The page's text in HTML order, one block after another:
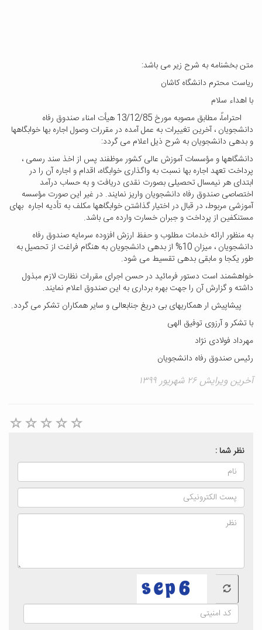
متن بخشنامه به شرح زیر می باشد:
ریاست محترم دانشگاه کاشان
با اهداء سلام
احتراماً، مطابق مصوبه مورخ 13/12/85 هیأت امناء صندوق رفاه
دانشجویان ، آخرین تغییرات به عمل آمده در مقررات وصول اجاره بها خوابگاهها
و بدهی دانشجویان به شرح ذیل اعلام می گردد:
دانشگاهها و مؤسسات آموزش عالی کشور موظفند پس از اخذ سند رسمی ،
پرداخت تعهد اجاره بها نسبت به واگذاری خوابگاه، اقدام و اجاره آن را در
ابتدای هر نیمسال تحصیلی بصورت نقدی دریافت و به حساب درآمد
اختصاصی صندوق رفاه دانشجویان واریز نمایند. در غیر این صورت مؤسسه
آموزشی مربوط، در قبال در اختیار گذاشتن خوابگاهها مکلف به تأدیه اجاره بهای
مستنکفین از پرداخت و جبران خسارت وارده می باشد.
به منظور ارائه خدمات مطلوب و حفظ ارزش افزوده سرمایه صندوق رفاه
دانشجویان ، میزان 10% از بدهی دانشجویان به هنگام فراغت از تحصیل به
طور یکجا و مابقی بدهی تقسیط می شود.
خواهشمند است دستور فرمائید در حسن اجرای مقررات نظارت لازم مبذول
داشته و گزارش آن را جهت بهره برداری به این صندوق اعلام نمایند.
پیشاپیش ار همکاریهای بی دریغ جنابعالی و سایر همکاران تشکر می گردد.
با تشکر و آرزوی توفیق الهی
مهرداد فولادی نژاد
رئیس صندوق رفاه دانشجویان
آخرین ویرایش ۲۶ شهریور ۱۳۹۹
نظر شما :